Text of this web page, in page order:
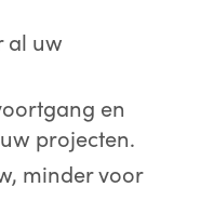
al uw
en
projecten.
minder voor